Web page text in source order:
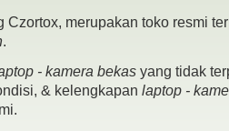
Czortox, merupakan toko resmi
.
- kamera bekasyang tidak
& kelengkapan laptop -